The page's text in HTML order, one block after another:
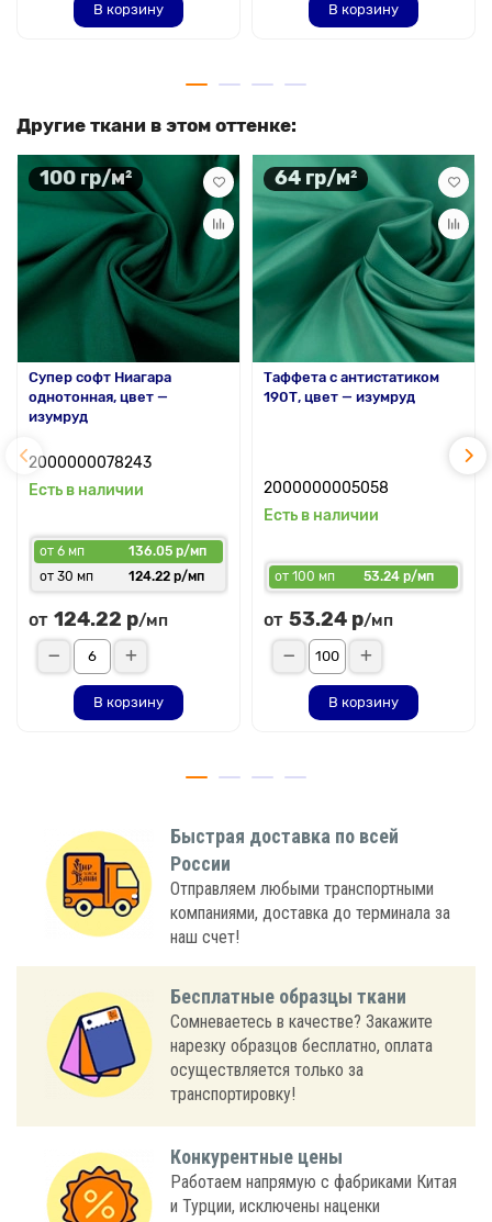
В корзину В корзину
Другие ткани в этом оттенке:
100 гр/м²
Супер софт Ниагара
однотонная, цвет —
изумруд
2000000078243
Есть в наличии
от 6 мп
136.05 р/мп
от 30 мп
124.22 р/мп
от 124.22 р/мп
В корзину
64 гр/м²
Таффета с антистатиком
190Т, цвет — изумруд
2000000005058
Есть в наличии
от 100 мп 53.24 р/мп
от 53.24 р/мп
В корзину
Быстрая доставка по всей
России
Отправляем любыми транспортными
компаниями, доставка до терминала за
наш счет!
Бесплатные образцы ткани
Сомневаетесь в качестве? Закажите
нарезку образцов бесплатно, оплата
осуществляется только за
транспортировку!
Конкурентные цены
Работаем напрямую с фабриками Китая
и Турции, исключены наценки